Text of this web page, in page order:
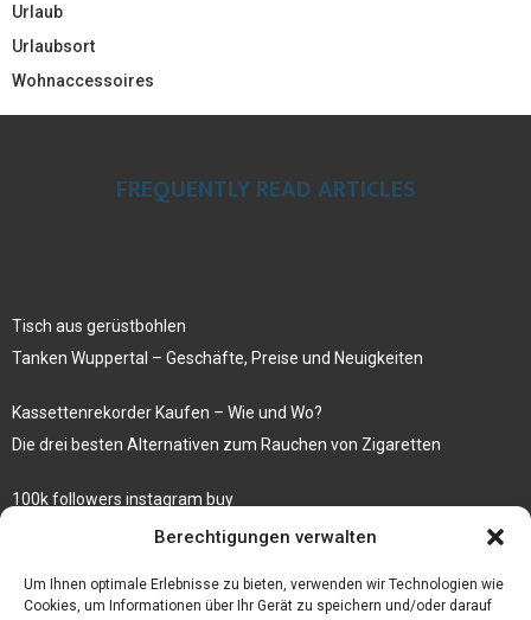
Berechtigungen verwalten
Um Ihnen optimale Erlebnisse zu bieten, verwenden wir Technologien wie
Cookies, um Informationen über Ihr Gerät zu speichern und/oder darauf
Urlaub
Urlaubsort
Wohnaccessoires
FREQUENTLY READ ARTICLES
Tisch aus gerüstbohlen
Tanken Wuppertal – Geschäfte, Preise und Neuigkeiten
Kassettenrekorder Kaufen – Wie und Wo?
Die drei besten Alternativen zum Rauchen von Zigaretten
100k followers instagram buy
Rezepte für gekochte Süßkartoffeln
Gönnen Sie sich bedruckte Fliesen mit einem eigenen Bild